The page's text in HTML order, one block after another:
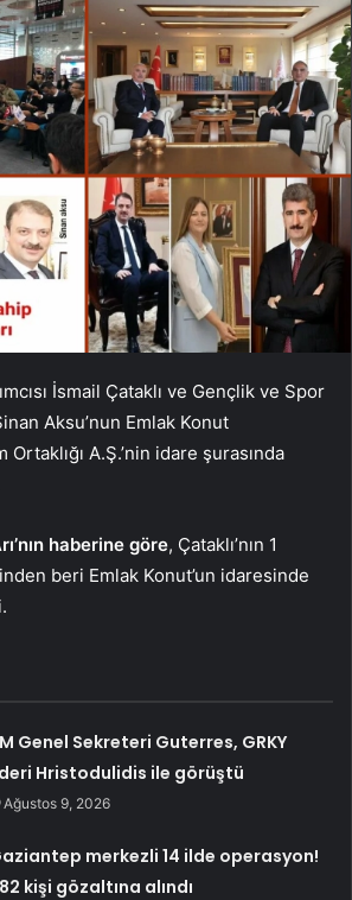
İsmail Çataklı ve Gençlik ve Spor
Aksu’nun Emlak Konut
Ortaklığı A.Ş.’nin idare şurasında
haberine göre, Çataklı’nın 1
beri Emlak Konut’un idaresinde
Genel Sekreteri Guterres, GRKY
Hristodulidis ile görüştü
Ağustos 9, 2026
merkezli 14 ilde operasyon!
kişi gözaltına alındı